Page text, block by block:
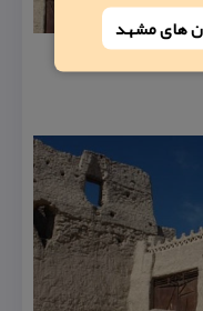
های مشهد